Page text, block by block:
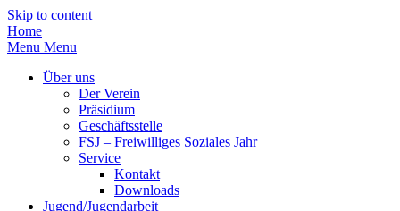
Skip to content
Home
Menu Menu
Über uns
Der Verein
Präsidium
Geschäftsstelle
FSJ – Freiwilliges Soziales Jahr
Service
Kontakt
Downloads
Jugend/Jugendarbeit